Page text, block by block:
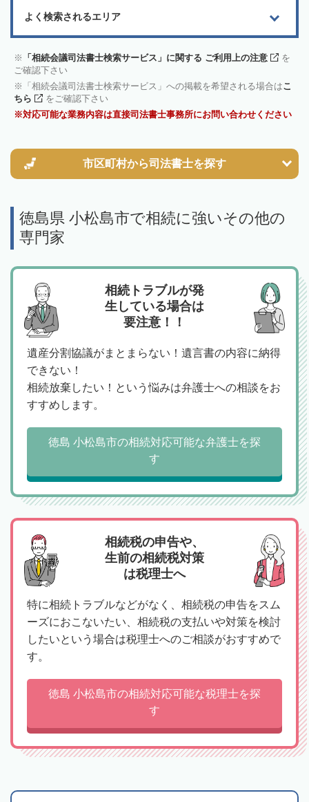
よく検索されるエリア
「相続会議司法書士検索サービス」に関する ご利用上の注意
を
ご確認下さい
「相続会議司法書士検索サービス」への掲載を希望される場合はこ
ちら
をご確認下さい
対応可能な業務内容は直接司法書士事務所にお問い合わせください
市区町村から司法書士を探す
徳島県 小松島市で相続に強いその他の
専門家
相続トラブルが発
生している場合は
要注意！！
遺産分割協議がまとまらない！遺言書の内容に納得
できない！
相続放棄したい！という悩みは弁護士への相談をお
すすめします。
徳島 小松島市の相続対応可能な弁護士を探
す
相続税の申告や、
生前の相続税対策
は税理士へ
特に相続トラブルなどがなく、相続税の申告をスム
ーズにおこないたい、相続税の支払いや対策を検討
したいという場合は税理士へのご相談がおすすめで
す。
徳島 小松島市の相続対応可能な税理士を探
す